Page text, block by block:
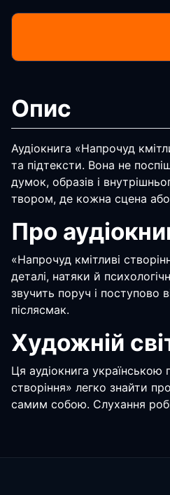
Опис
Аудіокнига «Напрочуд
та підтексти. Вона не
думок, образів і
твором, де кожна сцена або
Про
«Напрочуд кмітливі
деталі, натяки й
звучить поруч і поступово
післясмак.
Художній
Ця аудіокнига українською
створіння» легко знайти
самим собою. Слухання